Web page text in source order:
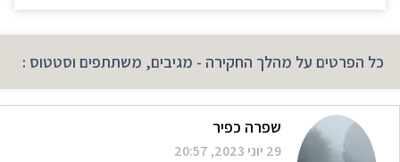
כל הפרטים על מהלך החקירה - מגיבים, משתתפים וסטטוס :
שפרה כפיר
29 יוני 2023, 20:57